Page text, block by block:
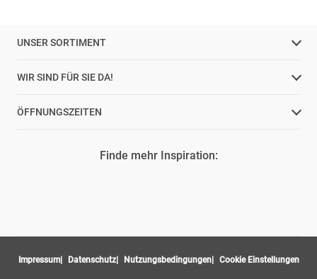
UNSER SORTIMENT
WIR SIND FÜR SIE DA!
ÖFFNUNGSZEITEN
Finde mehr Inspiration:
Impressum Datenschutz Nutzungsbedingungen Cookie Einstellungen